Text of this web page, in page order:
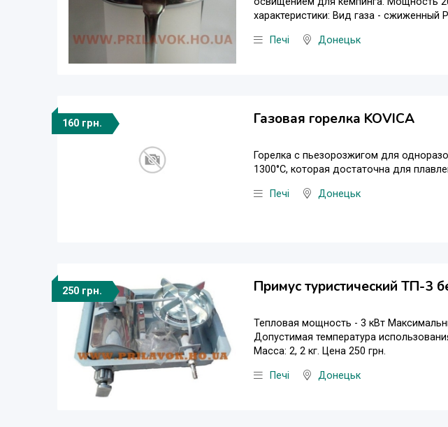
характеристики: Вид газа - сжиженный
Печі Донецьк
160 грн. Газовая горелка KOVICA
Горелка с пьезорозжигом для
1300°С, которая достаточна для
Печі Донецьк
250 грн. Примус туристический ТП-3
Тепловая мощность - 3 кВт
Допустимая температура
Масса: 2, 2 кг. Цена 250 грн.
Печі Донецьк